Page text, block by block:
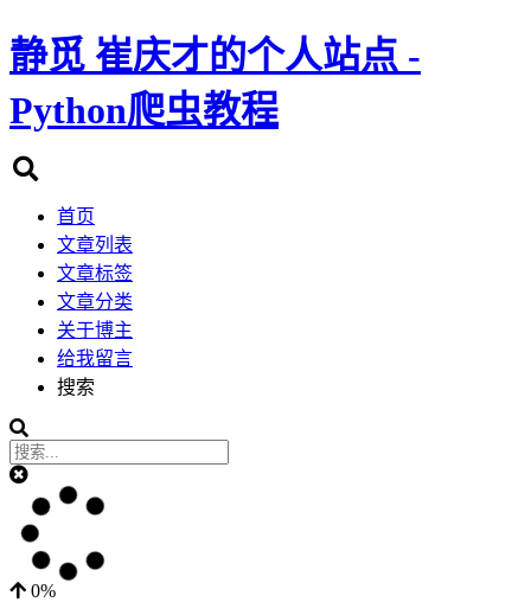
静觅 崔庆才的个人站点 -
Python爬虫教程
首页
文章列表
文章标签
文章分类
关于博主
给我留言
搜索
0%